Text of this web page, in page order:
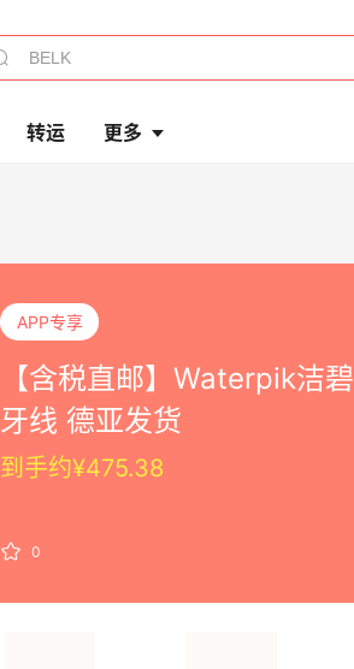
转运 更多
APP专享
【含税直邮】Waterpik洁
牙线 德亚发货
到手约¥475.38
0